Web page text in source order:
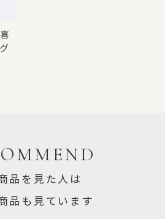
品を見た人は
品も見ています